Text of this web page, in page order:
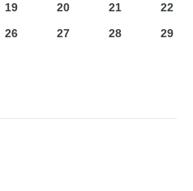
19 20 21
22
26 27 28
29